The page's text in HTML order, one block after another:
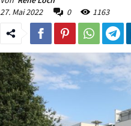
27. Mai 2022
0 1163